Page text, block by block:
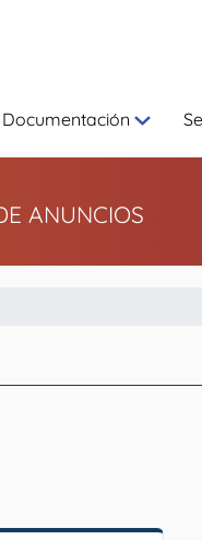
ANUNCIOS